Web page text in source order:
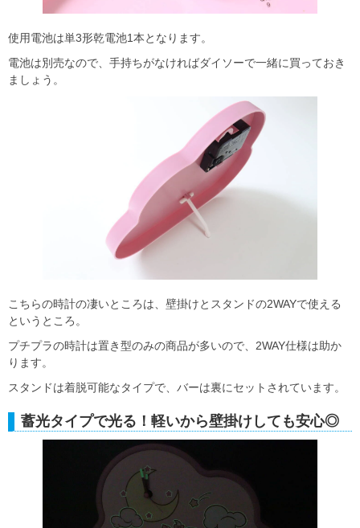
使用電池は単3形乾電池1本となります。
電池は別売なので、手持ちがなければダイソーで一緒に買っておき
ましょう。
こちらの時計の凄いところは、壁掛けとスタンドの2WAYで使える
というところ。
プチプラの時計は置き型のみの商品が多いので、2WAY仕様は助か
ります。
スタンドは着脱可能なタイプで、バーは裏にセットされています。
蓄光タイプで光る！軽いから壁掛けしても安心◎